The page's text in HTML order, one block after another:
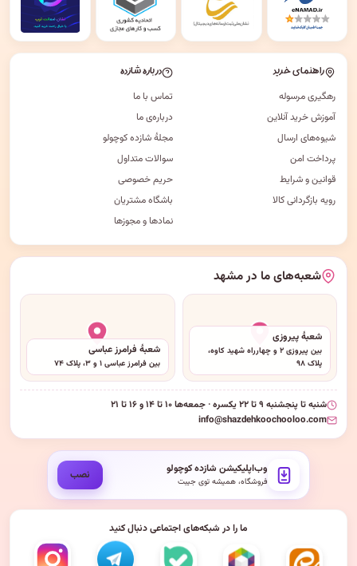
راهنمای خرید
رهگیری مرسوله
آموزش خرید آنلاین
شیوه‌های ارسال
پرداخت امن
قوانین و شرایط
رویه بازگردانی کالا
درباره شازده
تماس با ما
درباره‌ی ما
مجلهٔ شازده کوچولو
سوالات متداول
حریم خصوصی
باشگاه مشتریان
نمادها و مجوزها
شعبه‌های ما در مشهد
شعبهٔ پیروزی
بین پیروزی ۲ و چهارراه شهید کاوه،
پلاک ۹۸
شعبهٔ فرامرز عباسی
بین فرامرز عباسی ۱ و ۳، پلاک ۷۴
شنبه تا پنجشنبه ۹ تا ۲۲ یکسره · جمعه‌ها ۱۰ تا ۱۴ و ۱۶ تا ۲۱
info@shazdehkoochooloo.com
وب‌اپلیکیشن شازده کوچولو
فروشگاه، همیشه توی جیبت نصب
ما را در شبکه‌های اجتماعی دنبال کنید